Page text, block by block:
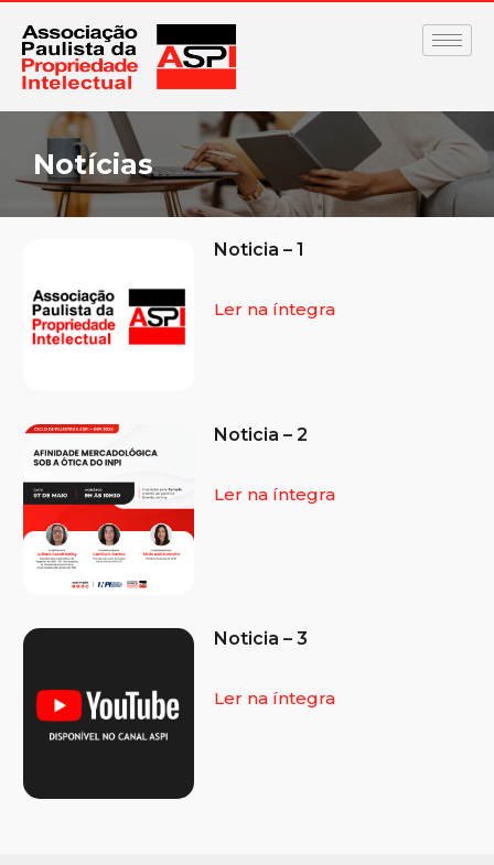
Notícias
Noticia – 1
Ler na íntegra
Noticia – 2
Ler na íntegra
Noticia – 3
Ler na íntegra